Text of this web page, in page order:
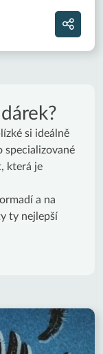
si ideálně
specializované
která je
a na
ty nejlepší